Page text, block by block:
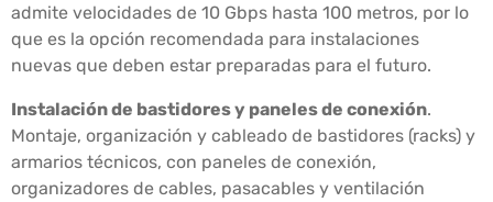
admite velocidades de 10 Gbps hasta 100 metros, por lo
que es la opción recomendada para instalaciones
nuevas que deben estar preparadas para el futuro.
Instalación de bastidores y paneles de conexión.
Montaje, organización y cableado de bastidores (racks) y
armarios técnicos, con paneles de conexión,
organizadores de cables, pasacables y ventilación